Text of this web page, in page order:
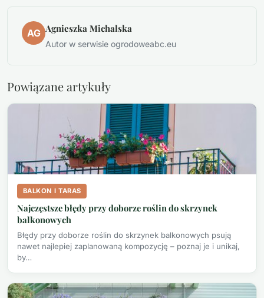
AG Agnieszka Michalska
Autor w serwisie ogrodoweabc.eu
Powiązane artykuły
BALKON I TARAS
Najczęstsze błędy przy doborze roślin do skrzynek
balkonowych
Błędy przy doborze roślin do skrzynek balkonowych psują
nawet najlepiej zaplanowaną kompozycję – poznaj je i unikaj,
by…